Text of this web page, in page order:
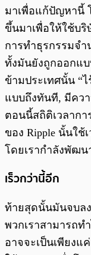
มาเพื่อแก้ปัญหานี้
ขึ้นมาเพื่อให้ใช้บ
การทำธุรกรรมจ
ทั้งมันยังถูกออกแ
ข้ามประเทศนั้น “
แบบถึงทันที, มีคว
ตอนนี้สถิติเวลาก
ของ Ripple นั้นใช้
โดยเรากำลังพัฒน
เร็วกว่านี้อีก
ท้ายสุดนั้นมันจบล
พวกเราสามารถท
อาจจะเป็นเพียงแ